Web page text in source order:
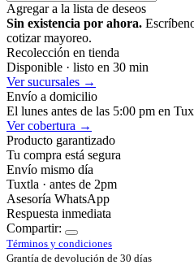
Agregar a la lista de deseos
Sin existencia por ahora.
cotizar mayoreo.
Recolección en tienda
Disponible · listo en 30 min
Ver sucursales →
Envío a domicilio
El lunes antes de las 5:00 pm en
Ver cobertura →
Producto garantizado
Tu compra está segura
Envío mismo día
Tuxtla · antes de 2pm
Asesoría WhatsApp
Respuesta inmediata
Compartir:
Términos y condiciones
Grantía de devolución de 30 días